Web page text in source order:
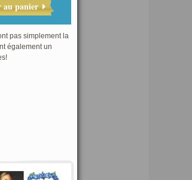
panier
pas simplement la
également un